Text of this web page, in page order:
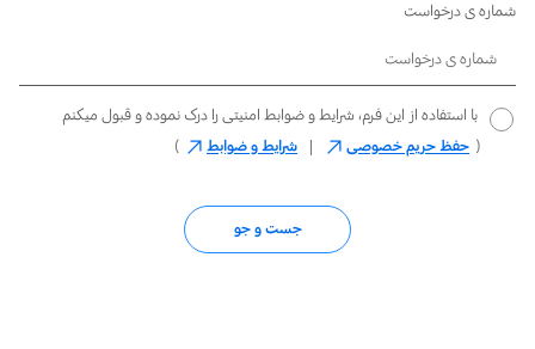
شماره ی درخواست
با استفاده از این فرم، شرایط و ضوابط امنیتی را درک نموده و قبول میکنم
( حفظ حریم خصوصی شرایط و ضوابط )
جست و جو